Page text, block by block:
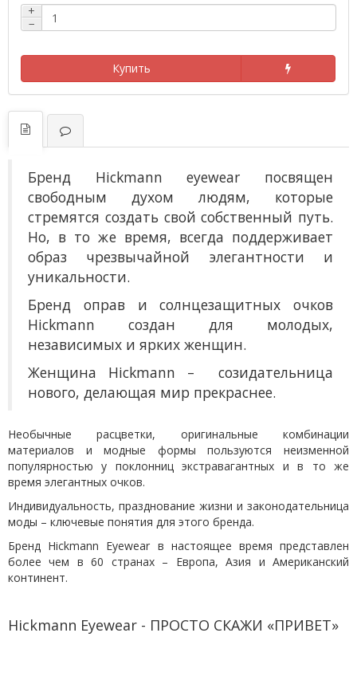
+
−
Купить
Бренд Hickmann eyewear посвящен
свободным духом людям, которые
стремятся создать свой собственный путь.
Но, в то же время, всегда поддерживает
образ чрезвычайной элегантности и
уникальности.
Бренд оправ и солнцезащитных очков
Hickmann создан для молодых,
независимых и ярких женщин.
Женщина Hickmann – созидательница
нового, делающая мир прекраснее.
Необычные расцветки, оригинальные комбинации
материалов и модные формы пользуются неизменной
популярностью у поклонниц экстравагантных и в то же
время элегантных очков.
Индивидуальность, празднование жизни и законодательница
моды – ключевые понятия для этого бренда.
Бренд Hickmann Eyewear в настоящее время представлен
более чем в 60 странах – Европа, Азия и Американский
континент.
Hickmann Eyewear - ПРОСТО СКАЖИ «ПРИВЕТ»